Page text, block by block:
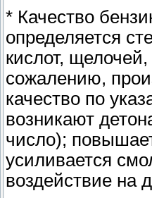
* Качество
определяется
кислот,
сожалению,
качество по
возникают
число);
усиливается
воздействие на